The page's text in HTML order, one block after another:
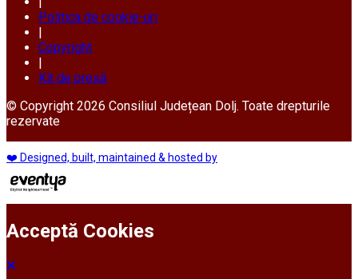
Politica de cookie-uri
Copyright
Kit de presă
© Copyright 2026 Consiliul Județean Dolj. Toate drepturile
rezervate
❤️ Designed, built, maintained & hosted by
Acceptă Cookies